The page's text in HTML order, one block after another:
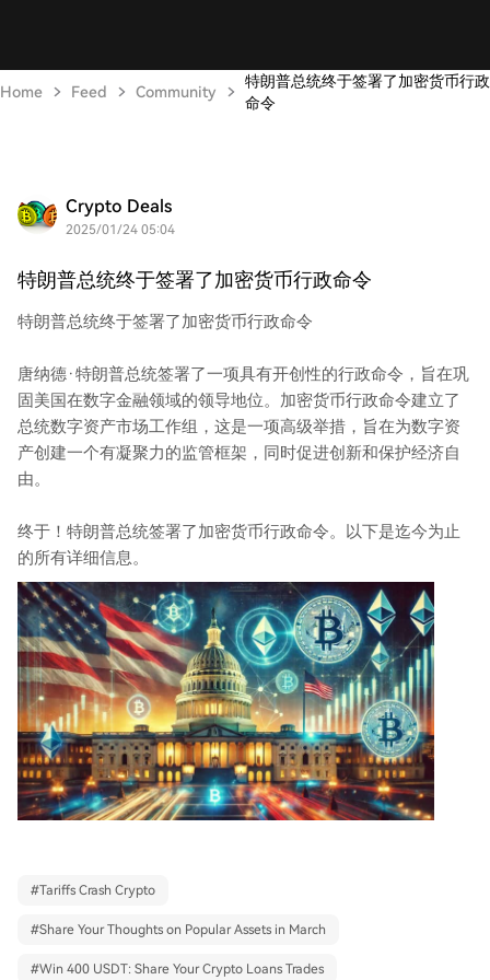
Home Feed Community
特朗普总统终于签署了加密货币行政
命令
Crypto Deals
2025/01/24 05:04
特朗普总统终于签署了加密货币行政命令
特朗普总统终于签署了加密货币行政命令
唐纳德·特朗普总统签署了一项具有开创性的行政命令，旨在巩
固美国在数字金融领域的领导地位。加密货币行政命令建立了
总统数字资产市场工作组，这是一项高级举措，旨在为数字资
产创建一个有凝聚力的监管框架，同时促进创新和保护经济自
由。
终于！特朗普总统签署了加密货币行政命令。以下是迄今为止
的所有详细信息。
#Tariffs Crash Crypto
#Share Your Thoughts on Popular Assets in March
#Win 400 USDT: Share Your Crypto Loans Trades